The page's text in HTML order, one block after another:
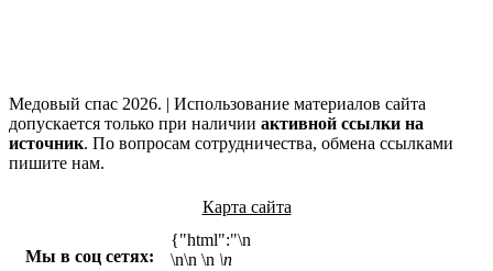
Медовый спас 2026. | Использование материалов сайта
допускается только при наличии активной ссылки на
источник. По вопросам сотрудничества, обмена ссылками
пишите нам.
Карта сайта
Мы в соц сетях:
{"html":"\n
\n\n \n \n